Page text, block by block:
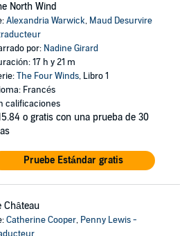
North Wind
Alexandria Warwick, Maud Desurvire
por: Nadine Girard
17 h y 21 m
The Four Winds, Libro 1
Francés
calificaciones
o gratis con una prueba de 30
Pruebe Estándar gratis
Château
Catherine Cooper, Penny Lewis -